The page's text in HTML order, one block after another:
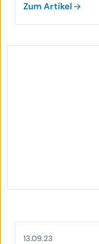
Zum Artikel
13.09.23